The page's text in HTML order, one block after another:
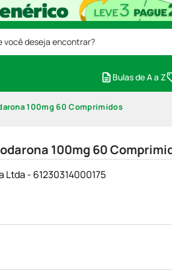
deseja encontrar?
Bulas de A a Z
100mg 60 Comprimidos
100mg 60
Ltda - 61230314000175